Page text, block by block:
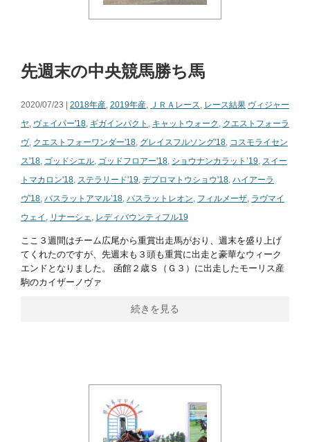
先週末の中央競馬勝ち馬
2020/07/23 | 2018年産, 2019年産, ＪＲＡレース, レース結果 ヴィジャー
ヤ, ヴェイパー'18, ギガインパクト , キャットウォーク , クエストフォーラ
ヴ, クエストフォーワンダー'18, グレイスフルソング'18, コスモライセン
ス'18, ゴッドシエル, ゴッドフロアー'18, ショウナンカラット’19, スイー
トマカロン'18, ステラリード'19, デプロマトウショウ'18, ハイアーラ
ヴ'18, バスラットアマル’18, バスラットレオン, フィルメーザ, ラヴマイ
ウェイ , リナーシェ, レディバウンティフル19
ここ３週間はチーム広尾から重賞出走馬がおり、週末を盛り上げ
てくれたのですが、先週末も３頭も重賞に出走と豪華なウィーク
エンドとなりました。 函館２歳Ｓ（Ｇ３）に出走したモーリス産
駒のカイザーノヴァ
続きを見る